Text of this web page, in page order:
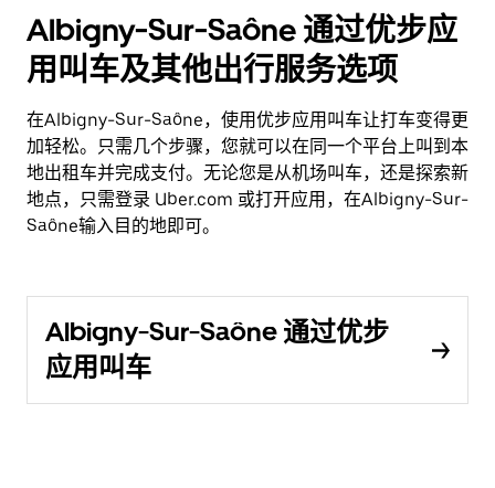
Albigny-Sur-Saône 通过优步应
用叫车及其他出行服务选项
在Albigny-Sur-Saône，使用优步应用叫车让打车变得更
加轻松。只需几个步骤，您就可以在同一个平台上叫到本
地出租车并完成支付。无论您是从机场叫车，还是探索新
地点，只需登录 Uber.com 或打开应用，在Albigny-Sur-
Saône输入目的地即可。
Albigny-Sur-Saône 通过优步
应用叫车